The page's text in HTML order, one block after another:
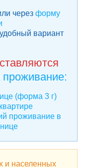
через форму
вариант
проживание:
(форма 3 г)
проживание в
и населенных